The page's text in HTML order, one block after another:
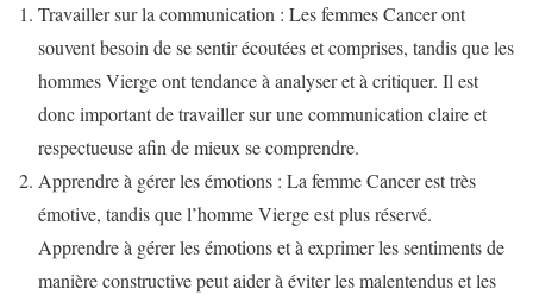
Travailler sur la communication : Les femmes Cancer ont
souvent besoin de se sentir écoutées et comprises, tandis que les
hommes Vierge ont tendance à analyser et à critiquer. Il est
donc important de travailler sur une communication claire et
respectueuse afin de mieux se comprendre.
Apprendre à gérer les émotions : La femme Cancer est très
émotive, tandis que l’homme Vierge est plus réservé.
Apprendre à gérer les émotions et à exprimer les sentiments de
manière constructive peut aider à éviter les malentendus et les